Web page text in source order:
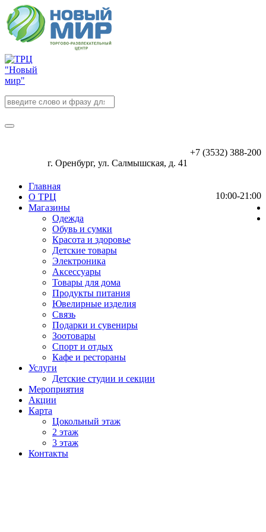
+7 (3532) 388-200
г. Оренбург, ул. Салмышская, д. 41
10:00-21:00
Главная
О ТРЦ
Магазины
Одежда
Обувь и сумки
Красота и здоровье
Детские товары
Электроника
Аксессуары
Товары для дома
Продукты питания
Ювелирные изделия
Связь
Подарки и сувениры
Зоотовары
Спорт и отдых
Кафе и рестораны
Услуги
Детские студии и секции
Мероприятия
Акции
Карта
Цокольный этаж
2 этаж
3 этаж
Контакты